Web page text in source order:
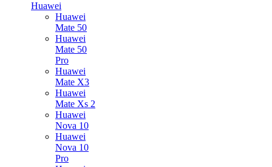
Huawei
Huawei
Mate 50
Huawei
Mate 50
Pro
Huawei
Mate X3
Huawei
Mate Xs 2
Huawei
Nova 10
Huawei
Nova 10
Pro